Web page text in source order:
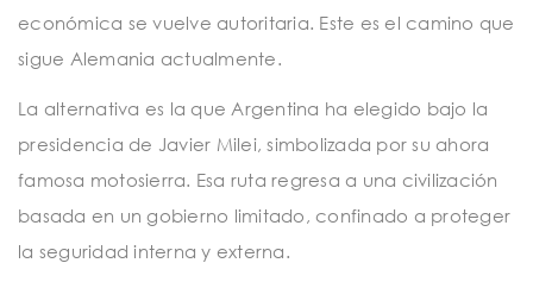
económica se vuelve autoritaria. Este es el camino que
sigue Alemania actualmente.
La alternativa es la que Argentina ha elegido bajo la
presidencia de Javier Milei, simbolizada por su ahora
famosa motosierra. Esa ruta regresa a una civilización
basada en un gobierno limitado, confinado a proteger
la seguridad interna y externa.